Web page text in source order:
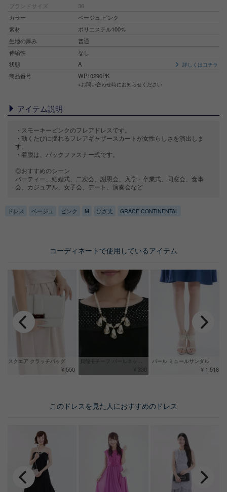
ブランドサイズ
36
カラー
ベージュ,ピンク
素材
ポリエステル100%
生地の厚み
普通
伸縮性
なし
状態
A 詳しくはコチラ
商品番号 WP10290PK
※お問い合わせ時にお知らせください
アイテム説明
・スモーキーピンクのフレアドレスです。
・動くたびに揺れるフレアギャザースカートが女性らしさを演出しま
す。
・着脱は、バックファスナー式です。
◎おすすめのシーン
パーティー、結婚式、二次会、謝恩会、入学・卒業式、同窓会、食事
会、カジュアル、女子会、デート、演奏会など
ドレス ベージュ ピンク M ひざ丈 GRACE CONTINENTAL
コーディネートで使用しているアイテム
貝殻モチーフ パールネックレス
¥ 330
パール ミュールサンダル
¥ 1,518
スクエア クラッチバッグ
¥ 550
このドレスを見た人におすすめのドレス